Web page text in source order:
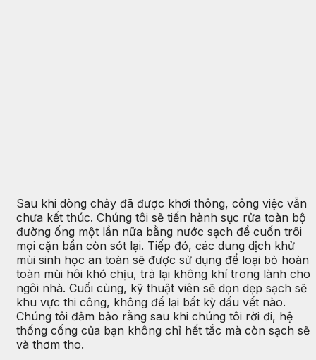
Sau khi dòng chảy đã được khơi thông, công việc vẫn
chưa kết thúc. Chúng tôi sẽ tiến hành sục rửa toàn bộ
đường ống một lần nữa bằng nước sạch để cuốn trôi
mọi cặn bẩn còn sót lại. Tiếp đó, các dung dịch khử
mùi sinh học an toàn sẽ được sử dụng để loại bỏ hoàn
toàn mùi hôi khó chịu, trả lại không khí trong lành cho
ngôi nhà. Cuối cùng, kỹ thuật viên sẽ dọn dẹp sạch sẽ
khu vực thi công, không để lại bất kỳ dấu vết nào.
Chúng tôi đảm bảo rằng sau khi chúng tôi rời đi, hệ
thống cống của bạn không chỉ hết tắc mà còn sạch sẽ
và thơm tho.